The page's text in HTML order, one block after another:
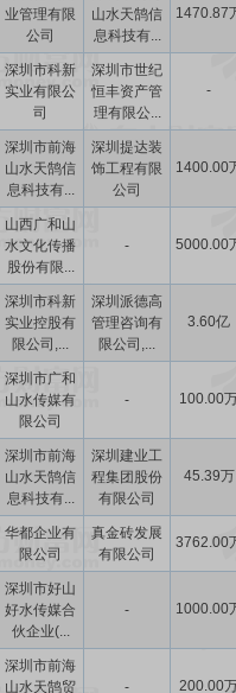
业管理有限
公司
山水天鹄信
息科技有...
1470.87
深圳市科新
实业有限公
司
深圳市世纪
恒丰资产管
理有限公...
-
深圳市前海
山水天鹄信
息科技有...
深圳提达装
饰工程有限
公司
1400.00
山西广和山
水文化传播
股份有限...
- 5000.00
深圳市科新
实业控股有
限公司,...
深圳派德高
管理咨询有
限公司,...
3.60亿
深圳市广和
山水传媒有
限公司
- 100.00
深圳市前海
山水天鹄信
息科技有...
深圳建业工
程集团股份
有限公司
45.39万
华都企业有
限公司
真金砖发展
有限公司
3762.00
深圳市好山
好水传媒合
伙企业(...
- 1000.00
深圳市前海
山水天鹄贸
- 200.00